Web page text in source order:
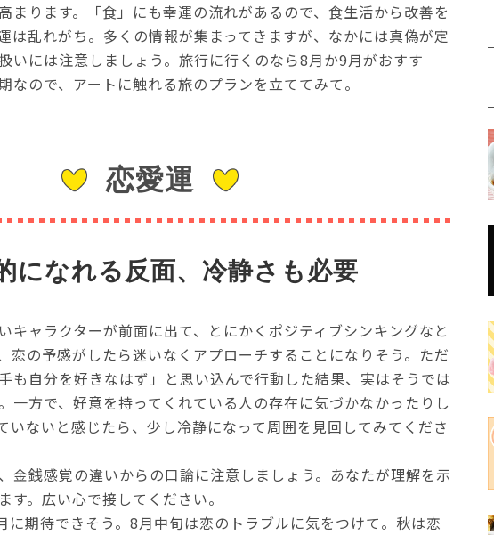
まります。「食」にも幸運の流れがあるので、食生活から改善を
は乱れがち。多くの情報が集まってきますが、なかには真偽が定
いには注意しましょう。旅行に行くのなら8月か9月がおすす
なので、アートに触れる旅のプランを立ててみて。
恋愛運
になれる反面、冷静さも必要
キャラクターが前面に出て、とにかくポジティブシンキングなと
恋の予感がしたら迷いなくアプローチすることになりそう。ただ
も自分を好きなはず」と思い込んで行動した結果、実はそうでは
一方で、好意を持ってくれている人の存在に気づかなかったりし
いないと感じたら、少し冷静になって周囲を見回してみてくださ
金銭感覚の違いからの口論に注意しましょう。あなたが理解を示
す。広い心で接してください。
に期待できそう。8月中旬は恋のトラブルに気をつけて。秋は恋